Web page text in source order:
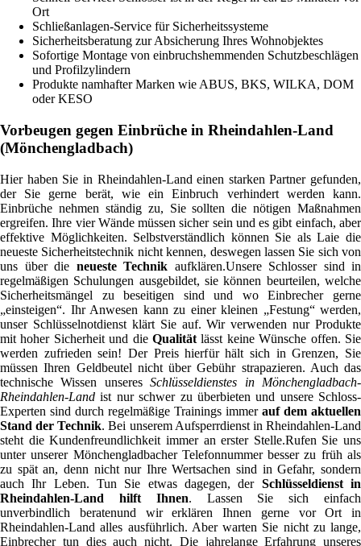
Ort
Schließanlagen-Service für Sicherheitssysteme
Sicherheitsberatung zur Absicherung Ihres Wohnobjektes
Sofortige Montage von einbruchshemmenden Schutzbeschlägen
und Profilzylindern
Produkte namhafter Marken wie ABUS, BKS, WILKA, DOM
oder KESO
Vorbeugen gegen Einbrüche in Rheindahlen-Land
(Mönchengladbach)
Hier haben Sie in Rheindahlen-Land einen starken Partner gefunden,
der Sie gerne berät, wie ein Einbruch verhindert werden kann.
Einbrüche nehmen ständig zu, Sie sollten die nötigen Maßnahmen
ergreifen. Ihre vier Wände müssen sicher sein und es gibt einfach, aber
effektive Möglichkeiten. Selbstverständlich können Sie als Laie die
neueste Sicherheitstechnik nicht kennen, deswegen lassen Sie sich von
uns über die neueste Technik aufklären.Unsere Schlosser sind in
regelmäßigen Schulungen ausgebildet, sie können beurteilen, welche
Sicherheitsmängel zu beseitigen sind und wo Einbrecher gerne
„einsteigen“. Ihr Anwesen kann zu einer kleinen „Festung“ werden,
unser Schlüsselnotdienst klärt Sie auf. Wir verwenden nur Produkte
mit hoher Sicherheit und die Qualität lässt keine Wünsche offen. Sie
werden zufrieden sein! Der Preis hierfür hält sich in Grenzen, Sie
müssen Ihren Geldbeutel nicht über Gebühr strapazieren. Auch das
technische Wissen unseresSchlüsseldienstes in Mönchengladbach-
Rheindahlen-Land ist nur schwer zu überbieten und unsere Schloss-
Experten sind durch regelmäßige Trainings immer auf dem aktuellen
Stand der Technik. Bei unserem Aufsperrdienst in Rheindahlen-Land
steht die Kundenfreundlichkeit immer an erster Stelle.Rufen Sie uns
unter unserer Mönchengladbacher Telefonnummer besser zu früh als
zu spät an, denn nicht nur Ihre Wertsachen sind in Gefahr, sondern
auch Ihr Leben. Tun Sie etwas dagegen, der Schlüsseldienst in
Rheindahlen-Land hilft Ihnen. Lassen Sie sich einfach
unverbindlich beratenund wir erklären Ihnen gerne vor Ort in
Rheindahlen-Land alles ausführlich. Aber warten Sie nicht zu lange,
Einbrecher tun dies auch nicht. Die jahrelange Erfahrung unseres